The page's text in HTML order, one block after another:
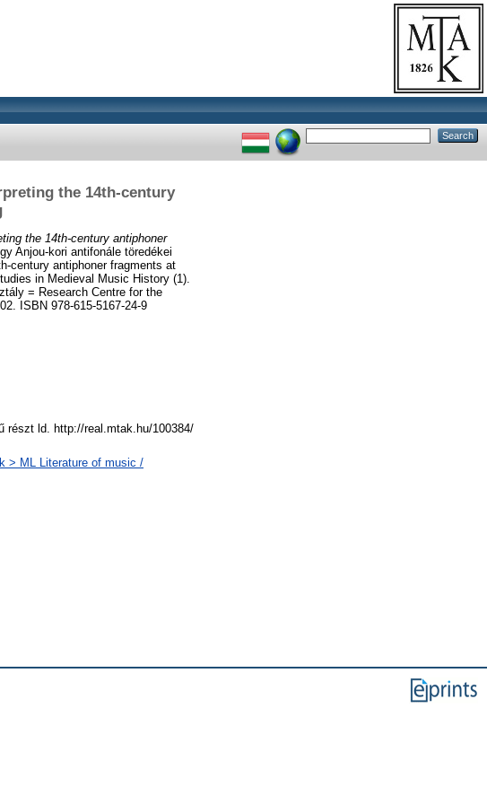
the 14th-century
the 14th-century antiphoner
Anjou-kori antifonále töredékei
century antiphoner fragments at
in Medieval Music History (1).
= Research Centre for the
ISBN 978-615-5167-24-9
részt ld. http://real.mtak.hu/100384/
> ML Literature of music /